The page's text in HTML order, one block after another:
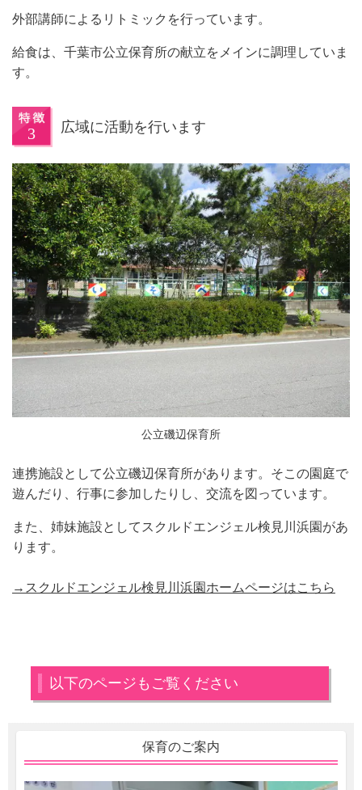
外部講師によるリトミックを行っています。
給食は、千葉市公立保育所の献立をメインに調理していま
す。
広域に活動を行います
公立磯辺保育所
連携施設として公立磯辺保育所があります。そこの園庭で
遊んだり、行事に参加したりし、交流を図っています。
また、姉妹施設としてスクルドエンジェル検見川浜園があ
ります。
→ スクルドエンジェル検見川浜園ホームページはこちら
以下のページもご覧ください
保育のご案内